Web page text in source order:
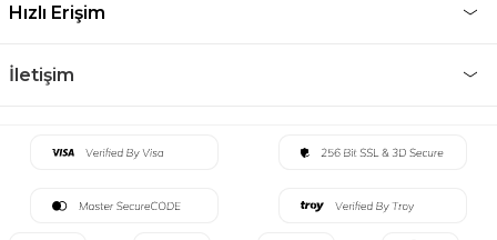
Hızlı Erişim
İletişim